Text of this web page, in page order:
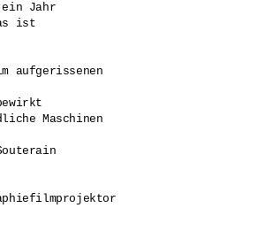
Jahr
ist
aufgerissenen
Maschinen